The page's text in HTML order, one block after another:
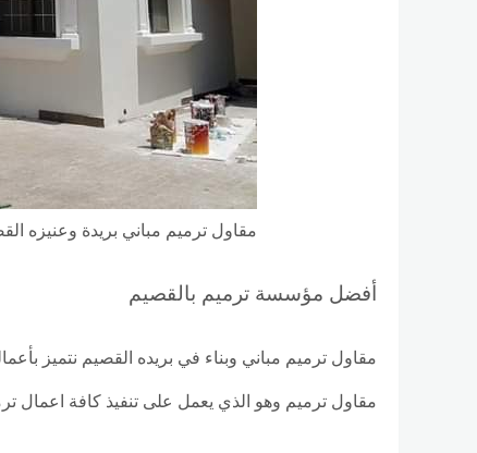
مقاول ترميم مباني بريدة وعنيزه
أفضل مؤسسة ترميم بالقصيم
مقاول ترميم مباني وبناء في بريده القصيم نتميز
مقاول ترميم وهو الذي يعمل على تنفيذ كافة اعمال